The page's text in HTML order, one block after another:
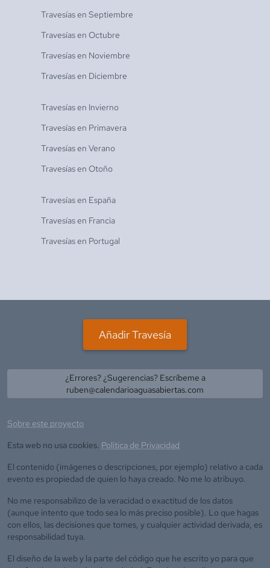
Travesías en Septiembre
Travesías en Octubre
Travesías en Noviembre
Travesías en Diciembre
Travesías en Invierno
Travesías en Primavera
Travesías en Verano
Travesías en Otoño
Travesías en España
Travesías en Francia
Travesías en Portugal
Añadir Travesía
¿Errores? ¿Sugerencias? Escríbeme a
ruben@calendarioaguasabiertas.com
Sobre este proyecto
Esta web no usa cookies. Política de Privacidad
El contenido (imágenes o descripciones, por ejemplo) relativo a cada
evento es propiedad de quien lo haya creado. No me lo atribuyo.
No me responsabilizo de la veracidad o exactitud de los datos
(aunque intento que todo sea lo más preciso posible). Lo que hagas
con ellos, las decisiones que tomes, y cualquier actividad derivada, es
responsabilidad tuya.
El diseño de la web y la parte del código que he escrito yo para que